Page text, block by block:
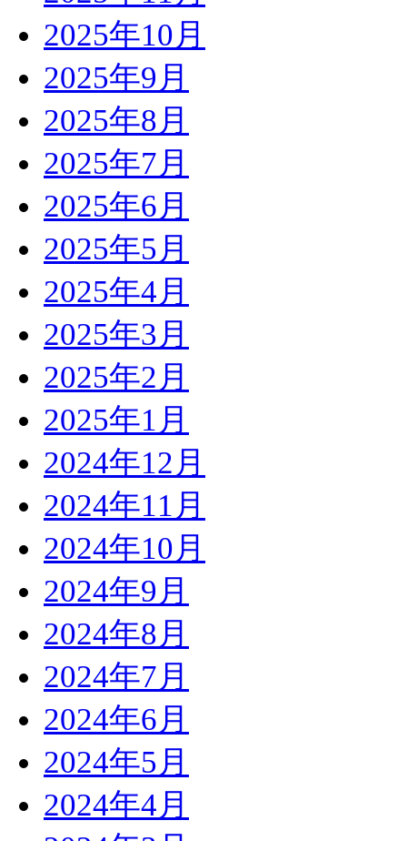
2025年10月
2025年9月
2025年8月
2025年7月
2025年6月
2025年5月
2025年4月
2025年3月
2025年2月
2025年1月
2024年12月
2024年11月
2024年10月
2024年9月
2024年8月
2024年7月
2024年6月
2024年5月
2024年4月